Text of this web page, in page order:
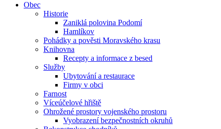
Obec
Historie
Zaniklá polovina Podomí
Hamlíkov
Pohádky a pověsti Moravského krasu
Knihovna
Recepty a informace z besed
Služby
Ubytování a restaurace
Firmy v obci
Farnost
Víceúčelové hřiště
Ohrožené prostory vojenského prostoru
Vyobrazení bezpečnostních okruhů